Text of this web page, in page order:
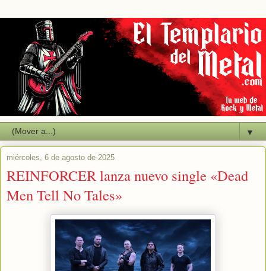
▼
miércoles, 6 de agosto de 2025
REINFORCER lanza nuevo single «Dead
Men Tell No Tales»